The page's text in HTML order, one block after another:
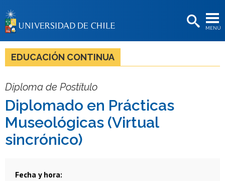
MENÚ
BIBLIOTECAS
LA UNIVERSIDAD
Estudiantes
Académicas/os
EDUCACIÓN CONTINUA
Diploma de Postítulo
Diplomado en Prácticas
Museológicas (Virtual
sincrónico)
Fecha y hora